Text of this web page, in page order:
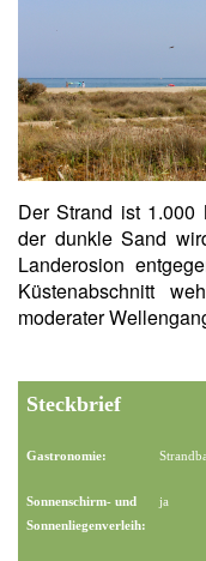
Der Strand ist 1.000
der dunkle Sand
Landerosion
Küstenabschnitt
moderater
Steckbrief
Gastronomie:
Sonnenschirm- und
Sonnenliegenverleih:
ja